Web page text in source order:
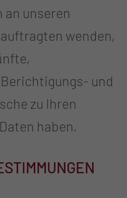
an unseren
wenden,
und
zu Ihren
haben.